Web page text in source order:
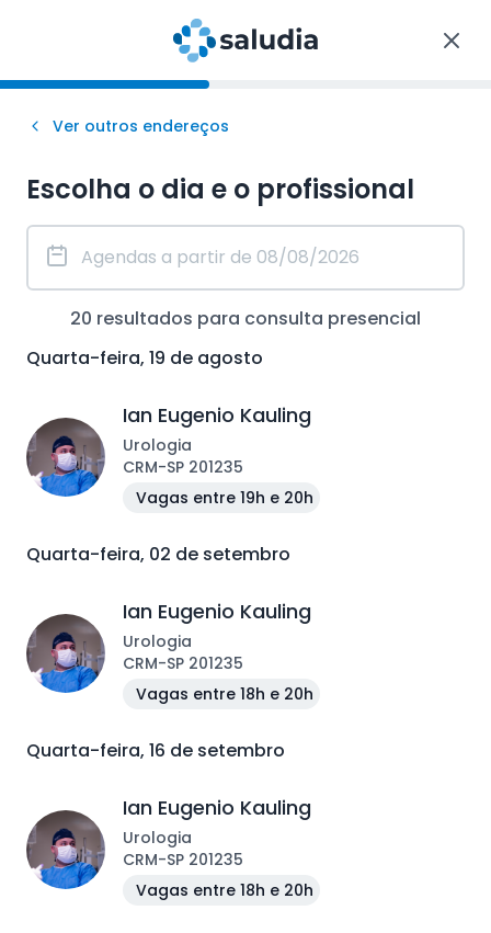
Ver outros endereços
Escolha o dia e o profissional
20 resultados para consulta presencial
Quarta-feira, 19 de agosto
Ian Eugenio Kauling
Urologia
CRM-SP 201235
Vagas entre 19h e 20h
Quarta-feira, 02 de setembro
Ian Eugenio Kauling
Urologia
CRM-SP 201235
Vagas entre 18h e 20h
Quarta-feira, 16 de setembro
Ian Eugenio Kauling
Urologia
CRM-SP 201235
Vagas entre 18h e 20h